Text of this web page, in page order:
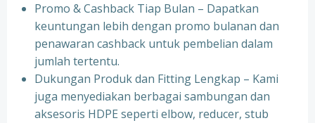
Promo & Cashback Tiap Bulan – Dapatkan
keuntungan lebih dengan promo bulanan dan
penawaran cashback untuk pembelian dalam
jumlah tertentu.
Dukungan Produk dan Fitting Lengkap – Kami
juga menyediakan berbagai sambungan dan
aksesoris HDPE seperti elbow, reducer, stub